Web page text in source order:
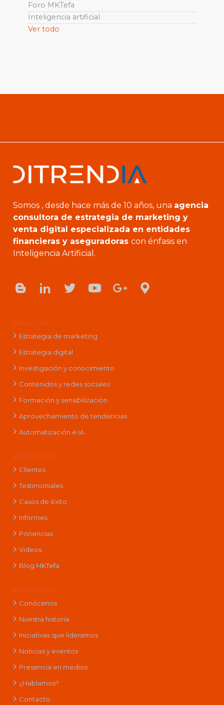
Foro MKTefa
Inteligencia artificial
Ver todo
Somos , desde hace más de 10 años, una agencia
consultora de estrategia de marketing y
venta digital especializada en entidades
financieras y aseguradoras con énfasis en
Inteligencia Artificial.
SERVICIOS
Estrategia de marketing
Estrategia digital
Investigación y conocimiento
Contenidos y redes sociales
Formación y sensibilización
Aprovechamiento de tendencias
Automatización e IA
EXPERIENCIA
Clientes
Testimoniales
Casos de éxito
Informes
Ponencias
Videos
Blog MKTefa
NOSOTROS
Conócenos
Nuestra historia
Iniciativas que lideramos
Noticias y eventos
Presencia en medios
¿Hablamos?
Contacto